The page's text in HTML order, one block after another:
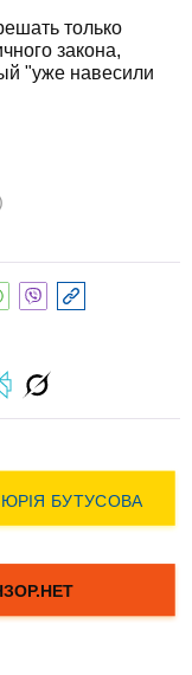
только
закона,
"уже навесили